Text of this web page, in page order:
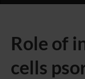
Role of
cells